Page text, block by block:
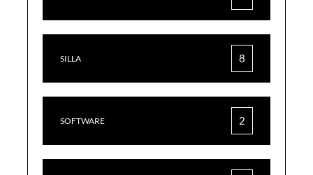
SILLA 8
SOFTWARE 2